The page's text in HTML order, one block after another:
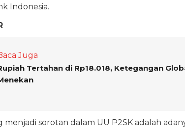
Indonesia.
Juga
Tertahan di Rp18.018, Ketegangan
menjadi sorotan dalam UU P2SK adalah